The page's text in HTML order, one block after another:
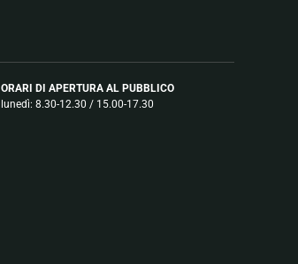
ORARI DI APERTURA AL PUBBLICO
lunedì: 8.30-12.30 / 15.00-17.30